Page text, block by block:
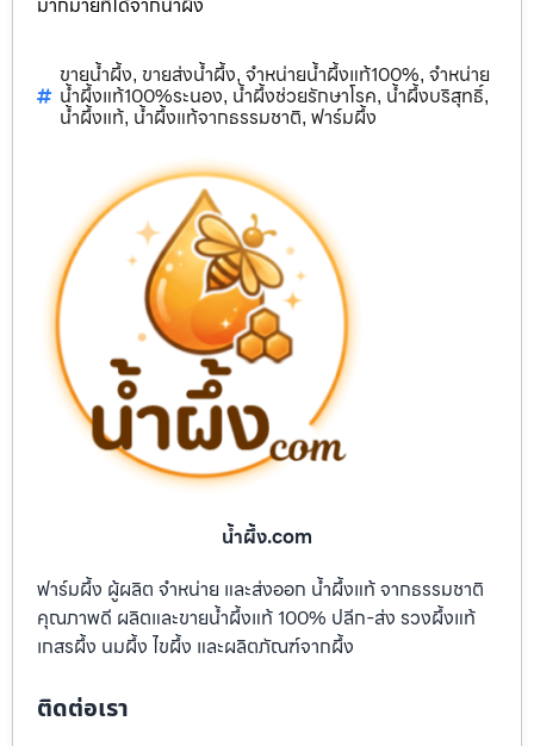
ขายน้ำผึ้ง, ขายส่งน้ำผึ้ง, จำหน่ายน้ำผึ้งแท้100%, จำหน่าย
น้ำผึ้งแท้100%ระนอง, น้ำผึ้งช่วยรักษาโรค, น้ำผึ้งบริสุทธิ์,
น้ำผึ้งแท้, น้ำผึ้งแท้จากธรรมชาติ, ฟาร์มผึ้ง
น้ำผึ้ง.com
ฟาร์มผึ้ง ผู้ผลิต จำหน่าย และส่งออก น้ำผึ้งแท้ จากธรรมชาติ
คุณภาพดี ผลิตและขายน้ำผึ้งแท้ 100% ปลีก-ส่ง รวงผึ้งแท้
เกสรผึ้ง นมผึ้ง ไขผึ้ง และผลิตภัณฑ์จากผึ้ง
ติดต่อเรา